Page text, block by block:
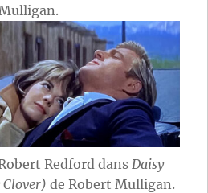
Redford dans Daisy
de Robert Mulligan.